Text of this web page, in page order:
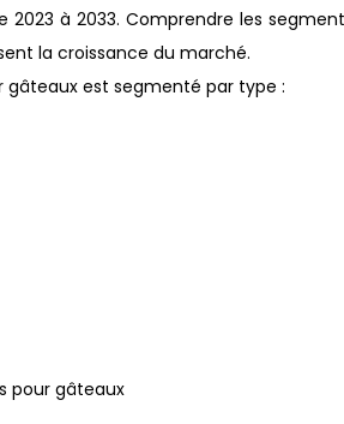
2023 à 2033. Comprendre les
la croissance du marché.
gâteaux est segmenté par type :
pour gâteaux